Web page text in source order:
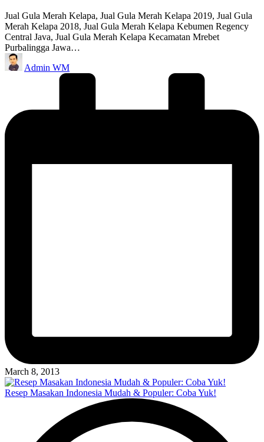
Jual Gula Merah Kelapa, Jual Gula Merah Kelapa 2019, Jual Gula
Merah Kelapa 2018, Jual Gula Merah Kelapa Kebumen Regency
Central Java, Jual Gula Merah Kelapa Kecamatan Mrebet
Purbalingga Jawa…
Posted
by
Admin WM
March 8, 2013
Resep Masakan Indonesia Mudah & Populer: Coba Yuk!